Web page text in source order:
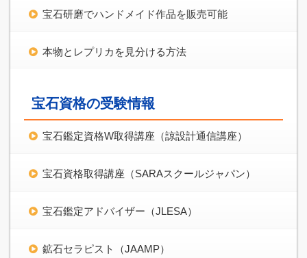
宝石研磨でハンドメイド作品を販売可能
本物とレプリカを見分ける方法
宝石資格の受験情報
宝石鑑定資格W取得講座（諒設計通信講座）
宝石資格取得講座（SARAスクールジャパン）
宝石鑑定アドバイザー（JLESA）
鉱石セラピスト（JAAMP）